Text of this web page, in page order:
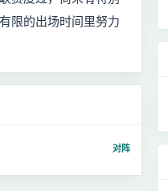
限的出场时间里努力
对阵